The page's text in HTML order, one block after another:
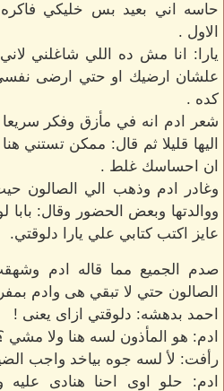
حاسه اني بعيد بس خليكي
الاول .
يارا: انا مش ده اللي شاغلني
علشان ارضيك او حتي ارضى
كده .
شعر ادم انه في مأزق وفكر سريعا
اليها قليلا ثم قال: ممكن تستني
ان احساسك غلط .
وغادر ادم وذهب الي الصالون
ووالدتها وبعض الحضور وقال:
عايز اكتب كتابي علي يارا دلوقتي.
صدم الجميع مما قاله ادم
الصالون حتي لا تبقي هى وادم
احمد بدهشه: دلوقتي ازاى يعنى !
ادم: هو المأذون لسه هنا ولا مشي
رأفت: لأ لسه جوه بياخد واجب
ادم: حلو اوى احنا هنادى